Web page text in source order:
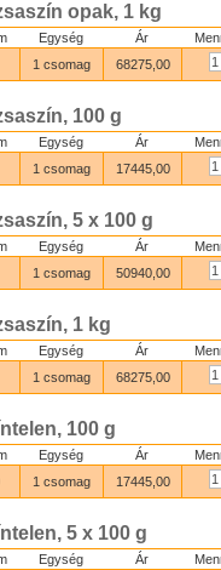
opak, 1 kg
Egység Ár
1 csomag 68275,00
100 g
Egység Ár
1 csomag 17445,00
5 x 100 g
Egység Ár
1 csomag 50940,00
1 kg
Egység Ár
1 csomag 68275,00
100 g
Egység Ár
1 csomag 17445,00
5 x 100 g
Egység Ár